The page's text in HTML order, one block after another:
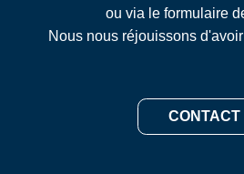
ou via le formulaire
Nous nous réjouissons
CONTACT